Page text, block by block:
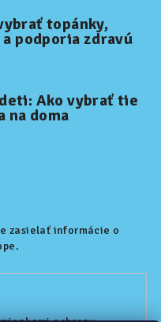
topánky,
podporia zdravú
Ako vybrať tie
na doma
zasielať informácie o